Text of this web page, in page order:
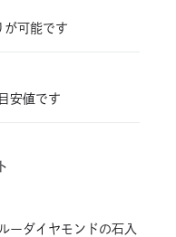
が可能です
安値です
ーダイヤモンドの石入